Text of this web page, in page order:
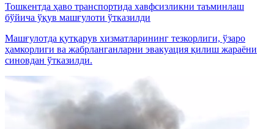
Тошкентда ҳаво транспортида хавфсизликни таъминлаш
бўйича ўқув машғулоти ўтказилди
Машғулотда қутқарув хизматларининг тезкорлиги, ўзаро
ҳамкорлиги ва жабрланганларни эвакуация қилиш жараёни
синовдан ўтказилди.